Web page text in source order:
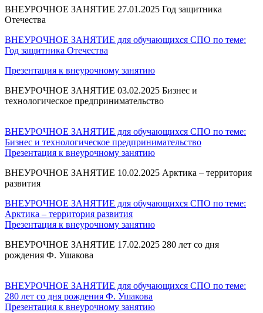
ВНЕУРОЧНОЕ ЗАНЯТИЕ 27.01.2025 Год защитника
Отечества
ВНЕУРОЧНОЕ ЗАНЯТИЕ для обучающихся СПО по теме:
Год защитника Отечества
Презентация к внеурочному занятию
ВНЕУРОЧНОЕ ЗАНЯТИЕ 03.02.2025 Бизнес и
технологическое предпринимательство
ВНЕУРОЧНОЕ ЗАНЯТИЕ для обучающихся СПО по теме:
Бизнес и технологическое предпринимательство
Презентация к внеурочному занятию
ВНЕУРОЧНОЕ ЗАНЯТИЕ 10.02.2025 Арктика – территория
развития
ВНЕУРОЧНОЕ ЗАНЯТИЕ для обучающихся СПО по теме:
Арктика – территория развития
Презентация к внеурочному занятию
ВНЕУРОЧНОЕ ЗАНЯТИЕ 17.02.2025 280 лет со дня
рождения Ф. Ушакова
ВНЕУРОЧНОЕ ЗАНЯТИЕ для обучающихся СПО по теме:
280 лет со дня рождения Ф. Ушакова
Презентация к внеурочному занятию